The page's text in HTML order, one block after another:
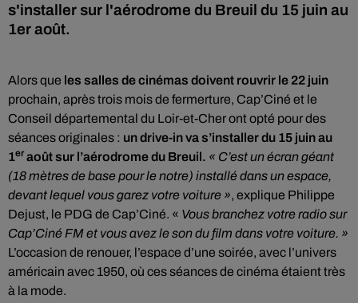
s'installer sur l'aérodrome du Breuil du 15 juin au
1er août.
Alors que les salles de cinémas doivent rouvrir le 22 juin
prochain, après trois mois de fermerture, Cap’Ciné et le
Conseil départemental du Loir-et-Cher ont opté pour des
séances originales : un drive-in va s’installer du 15 juin au
1eraoût sur l’aérodrome du Breuil. « C’est un écran géant
(18 mètres de base pour le notre) installé dans un espace,
devant lequel vous garez votre voiture », explique Philippe
Dejust, le PDG de Cap’Ciné. « Vous branchez votre radio sur
Cap’Ciné FM et vous avez le son du film dans votre voiture. »
L’occasion de renouer, l’espace d’une soirée, avec l’univers
américain avec 1950, où ces séances de cinéma étaient très
à la mode.